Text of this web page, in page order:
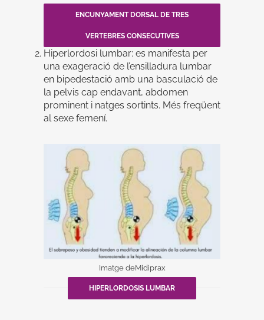
ENCUNYAMENT DORSAL DE TRES
VERTEBRES CONSECUTIVES
Hiperlordosi lumbar: es manifesta per
una exageració de l’ensilladura lumbar
en bipedestació amb una basculació de
la pelvis cap endavant, abdomen
prominent i natges sortints. Més freqüent
al sexe femení.
Imatge deMidiprax
HIPERLORDOSIS LUMBAR